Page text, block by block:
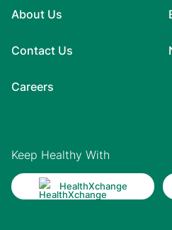
About Us
Contact Us
Careers
Keep Healthy With
HealthXchange